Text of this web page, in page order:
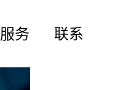
服务 联系